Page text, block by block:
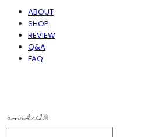
ABOUT
SHOP
REVIEW
Q&A
FAQ